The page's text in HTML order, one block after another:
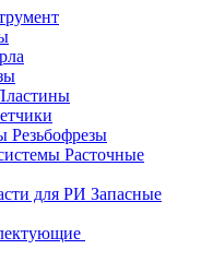
Резьбофрезы
Расточные
Запасные